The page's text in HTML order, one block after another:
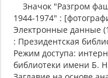
Значок "Разгром
1944-1974" :
Электронные данные
: Президентская
Режим доступа:
библиотеки имени Б.